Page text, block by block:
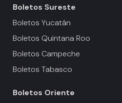
Boletos Sureste
Boletos Yucatán
Boletos Quintana Roo
Boletos Campeche
Boletos Tabasco
Boletos Oriente